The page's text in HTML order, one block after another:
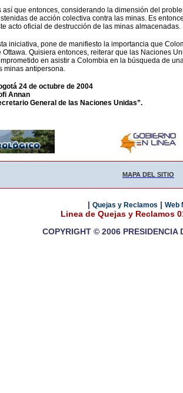
así que entonces, considerando la dimensión del
de acción colectiva contra las minas. Es
acto oficial de destrucción de las minas almacenadas.
iniciativa, pone de manifiesto la importancia que
Ottawa. Quisiera entonces, reiterar que las Naciones
en asistir a Colombia en la búsqueda de
minas antipersona.
24 de octubre de 2004
Annan
General de las Naciones Unidas”.
MAPA DEL SITIO
| Quejas y Reclamos | Web
Linea de Quejas y Reclamos
COPYRIGHT © 2006 PRESIDENCIA